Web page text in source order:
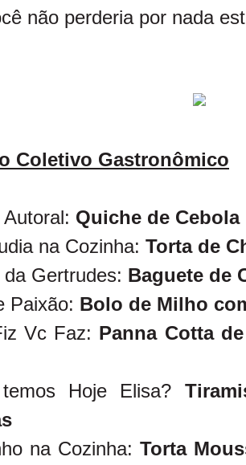
não perderia por nada
Coletivo Gastronômico
Quiche de Cebola
na Cozinha: Torta de
Gertrudes: Baguete de
Paixão: Bolo de Milho
Vc Faz: Panna Cotta
Hoje Elisa?
na Cozinha: Torta